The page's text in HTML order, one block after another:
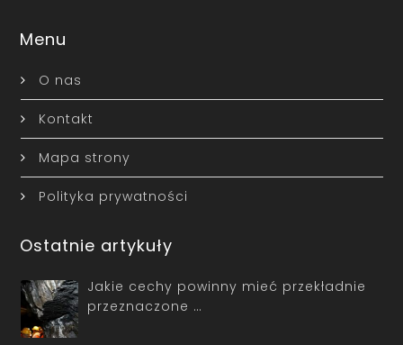
Menu
O nas
Kontakt
Mapa strony
Polityka prywatności
Ostatnie artykuły
Jakie cechy powinny mieć przekładnie
przeznaczone …